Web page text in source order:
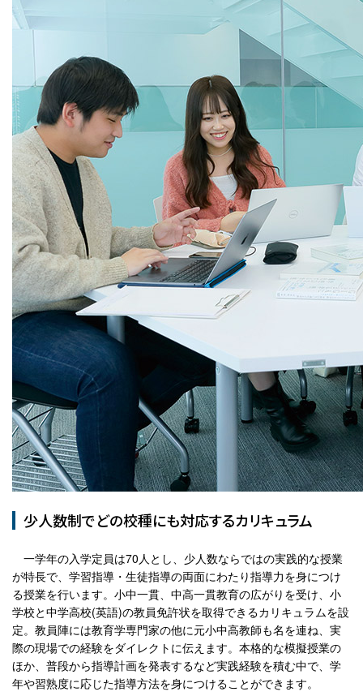
少人数制でどの校種にも対応するカリキュラム
一学年の入学定員は70人とし、少人数ならではの実践的な授業
が特長で、学習指導・生徒指導の両面にわたり指導力を身につけ
る授業を行います。小中一貫、中高一貫教育の広がりを受け、小
学校と中学高校(英語)の教員免許状を取得できるカリキュラムを設
定。教員陣には教育学専門家の他に元小中高教師も名を連ね、実
際の現場での経験をダイレクトに伝えます。本格的な模擬授業の
ほか、普段から指導計画を発表するなど実践経験を積む中で、学
年や習熟度に応じた指導方法を身につけることができます。